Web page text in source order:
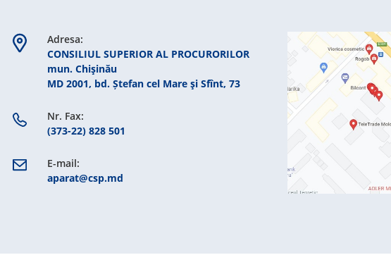
Adresa:
CONSILIUL SUPERIOR AL PROCURORILOR
mun. Chişinău
MD 2001, bd. Ștefan cel Mare şi Sfînt, 73
Nr. Fax:
(373-22) 828 501
E-mail:
aparat@csp.md